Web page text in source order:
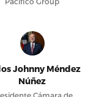
Johnny Méndez
Núñez
Cámara de